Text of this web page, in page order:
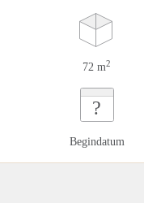
72 m2
?
Begindatum